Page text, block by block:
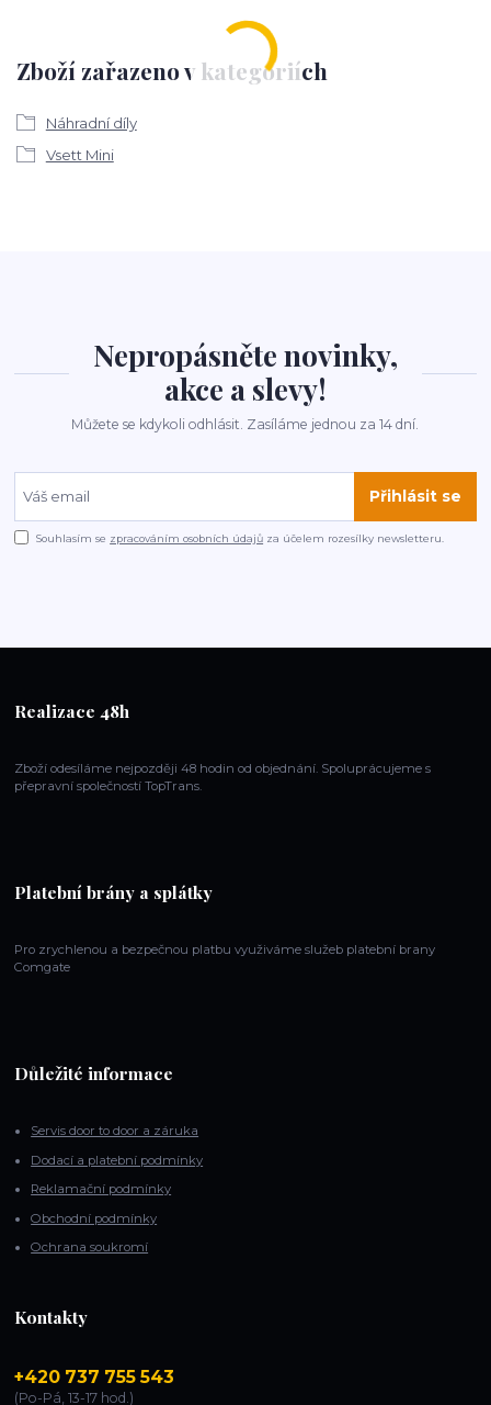
Zboží zařazeno v kategoriích
Náhradní díly
Vsett Mini
Nepropásněte novinky,
akce a slevy!
Můžete se kdykoli odhlásit. Zasíláme jednou za 14 dní.
Přihlásit se
Souhlasím se zpracováním osobních údajů za účelem rozesílky newsletteru.
Realizace 48h
Zboží odesíláme nejpozději 48 hodin od objednání. Spoluprácujeme s
přepravní společností TopTrans.
Platební brány a splátky
Pro zrychlenou a bezpečnou platbu využiváme služeb platební brany
Comgate
Důležité informace
Servis door to door a záruka
Dodací a platební podmínky
Reklamační podmínky
Obchodní podmínky
Ochrana soukromí
Kontakty
+420 737 755 543
(Po-Pá, 13-17 hod.)